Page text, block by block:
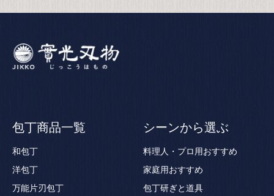
包丁商品一覧
和包丁
洋包丁
万能片刃包丁
シーンから選ぶ
料理人・プロ用おすすめ
家庭用おすすめ
包丁研ぎと道具